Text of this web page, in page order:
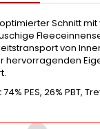
Schnitt
von
hervorragenden
74% PES, 26% PBT,